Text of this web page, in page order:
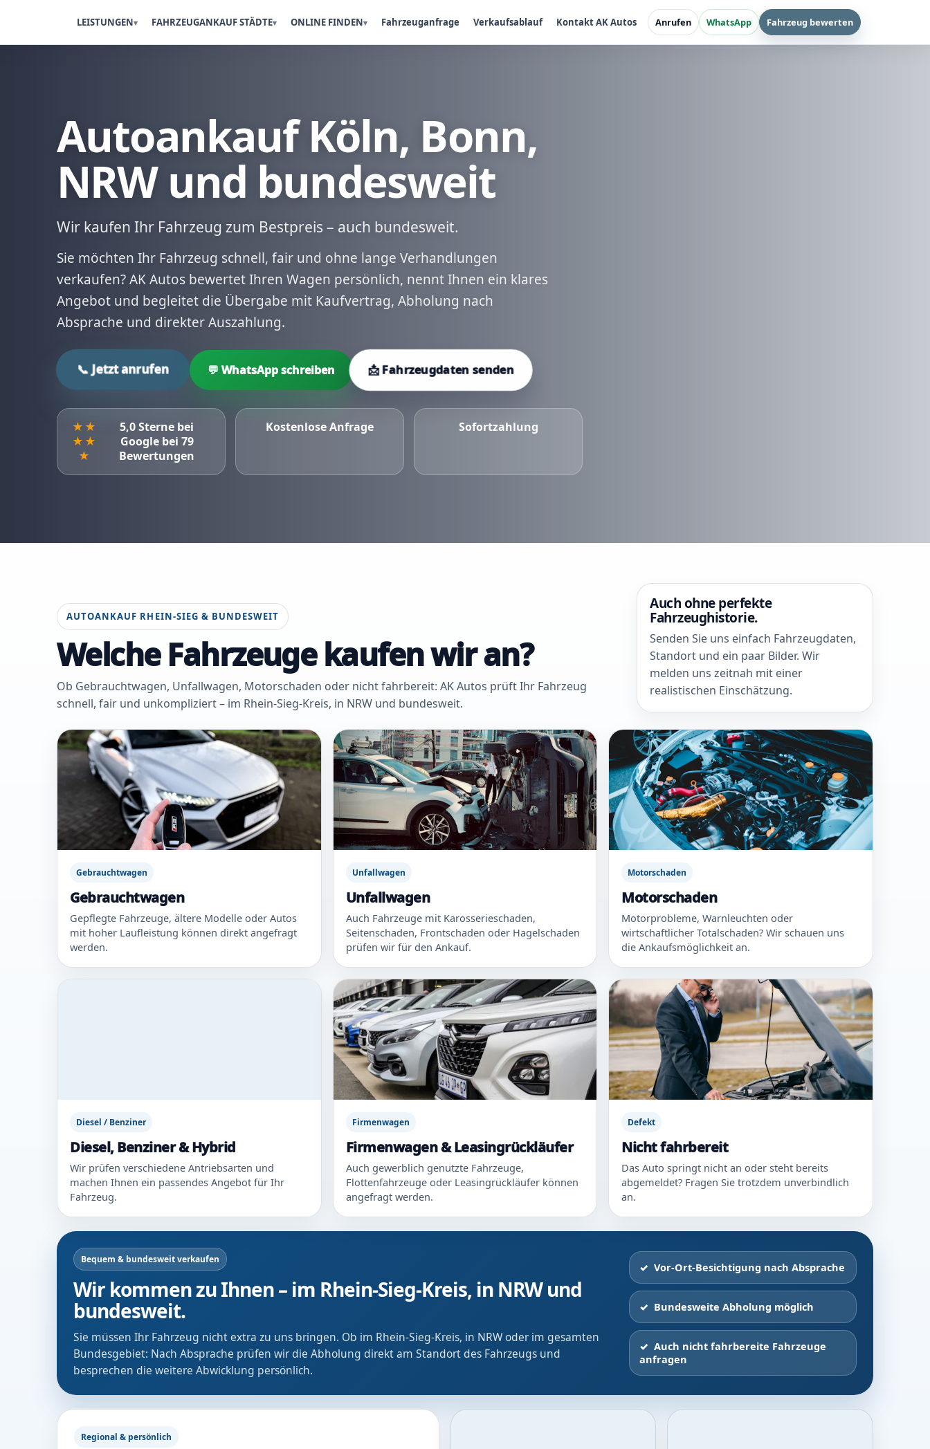
LEISTUNGEN FAHRZEUGANKAUF STÄDTE ONLINE FINDEN Fahrzeuganfrage Verkaufsablauf Kontakt AK Autos Anrufen WhatsApp Fahrzeug bewerten
Autoankauf Köln, Bonn,
NRW und bundesweit
Wir kaufen Ihr Fahrzeug zum Bestpreis – auch bundesweit.
Sie möchten Ihr Fahrzeug schnell, fair und ohne lange Verhandlungen
verkaufen? AK Autos bewertet Ihren Wagen persönlich, nennt Ihnen ein klares
Angebot und begleitet die Übergabe mit Kaufvertrag, Abholung nach
Absprache und direkter Auszahlung.
📞 Jetzt anrufen 💬 WhatsApp schreiben 📩 Fahrzeugdaten senden
★★
★★
★
5,0 Sterne bei
Google bei 79
Bewertungen
Kostenlose Anfrage Sofortzahlung
AUTOANKAUF RHEIN-SIEG & BUNDESWEIT
Welche Fahrzeuge kaufen wir an?
Ob Gebrauchtwagen, Unfallwagen, Motorschaden oder nicht fahrbereit: AK Autos prüft Ihr Fahrzeug
schnell, fair und unkompliziert – im Rhein-Sieg-Kreis, in NRW und bundesweit.
Auch ohne perfekte
Fahrzeughistorie.
Senden Sie uns einfach Fahrzeugdaten,
Standort und ein paar Bilder. Wir
melden uns zeitnah mit einer
realistischen Einschätzung.
Gebrauchtwagen
Gebrauchtwagen
Gepflegte Fahrzeuge, ältere Modelle oder Autos
mit hoher Laufleistung können direkt angefragt
werden.
Unfallwagen
Unfallwagen
Auch Fahrzeuge mit Karosserieschaden,
Seitenschaden, Frontschaden oder Hagelschaden
prüfen wir für den Ankauf.
Motorschaden
Motorschaden
Motorprobleme, Warnleuchten oder
wirtschaftlicher Totalschaden? Wir schauen uns
die Ankaufsmöglichkeit an.
Diesel / Benziner
Diesel, Benziner & Hybrid
Wir prüfen verschiedene Antriebsarten und
machen Ihnen ein passendes Angebot für Ihr
Fahrzeug.
Firmenwagen
Firmenwagen & Leasingrückläufer
Auch gewerblich genutzte Fahrzeuge,
Flottenfahrzeuge oder Leasingrückläufer können
angefragt werden.
Defekt
Nicht fahrbereit
Das Auto springt nicht an oder steht bereits
abgemeldet? Fragen Sie trotzdem unverbindlich
an.
Bequem & bundesweit verkaufen
Wir kommen zu Ihnen – im Rhein-Sieg-Kreis, in NRW und
bundesweit.
Sie müssen Ihr Fahrzeug nicht extra zu uns bringen. Ob im Rhein-Sieg-Kreis, in NRW oder im gesamten
Bundesgebiet: Nach Absprache prüfen wir die Abholung direkt am Standort des Fahrzeugs und
besprechen die weitere Abwicklung persönlich.
Vor-Ort-Besichtigung nach Absprache
Bundesweite Abholung möglich
Auch nicht fahrbereite Fahrzeuge
anfragen
Regional & persönlich